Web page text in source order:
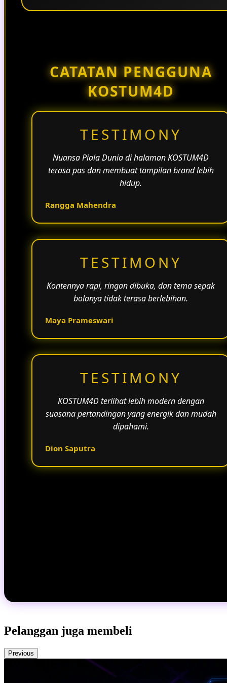
CATATAN PENGGUNA
KOSTUM4D
TESTIMONY
Nuansa Piala Dunia di halaman KOSTUM4D
terasa pas dan membuat tampilan brand lebih
hidup.
Rangga Mahendra
TESTIMONY
Kontennya rapi, ringan dibuka, dan tema sepak
bolanya tidak terasa berlebihan.
Maya Prameswari
TESTIMONY
KOSTUM4D terlihat lebih modern dengan
suasana pertandingan yang energik dan mudah
dipahami.
Dion Saputra
Pelanggan juga membeli
Previous